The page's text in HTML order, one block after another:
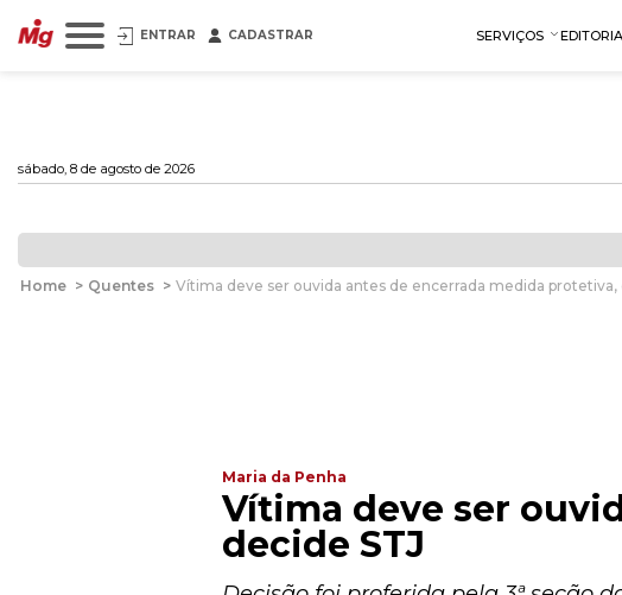
ENTRAR CADASTRAR SERVIÇOS
sábado, 8 de agosto de 2026
Home > Quentes > Vítima deve ser ouvida antes de encerrada medida protetiva,
Maria da Penha
Vítima deve ser
decide STJ